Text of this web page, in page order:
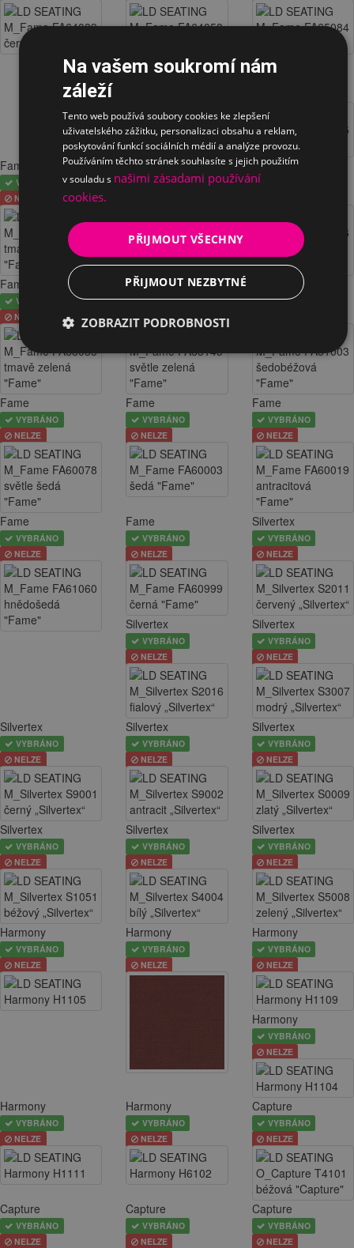
Fame
Fame
VYBRÁNO
NELZE
Fame
VYBRÁNO
Fame
Fame
VYBRÁNO
NELZE
Fame
VYBRÁNO
NELZE
VYBRÁNO
Fame
VYBRÁNO
NELZE
Fame
VYBRÁNO
NELZE
Fame
VYBRÁNO
NELZE
Fame
VYBRÁNO
NELZE
Fame
VYBRÁNO
NELZE
Silvertex
VYBRÁNO
NELZE
Silvertex
VYBRÁNO
NELZE
Silvertex
VYBRÁNO
NELZE
Silvertex
VYBRÁNO
NELZE
Silvertex
VYBRÁNO
NELZE
Silvertex
VYBRÁNO
NELZE
Silvertex
VYBRÁNO
NELZE
Silvertex
VYBRÁNO
NELZE
Silvertex
VYBRÁNO
NELZE
Harmony
VYBRÁNO
NELZE
Harmony
VYBRÁNO
NELZE
Harmony
VYBRÁNO
NELZE
Harmony
VYBRÁNO
NELZE
Harmony
VYBRÁNO
NELZE
Harmony
VYBRÁNO
NELZE
Capture
VYBRÁNO
NELZE
Capture
VYBRÁNO
NELZE
Capture
VYBRÁNO
NELZE
Capture
VYBRÁNO
NELZE
Na vašem soukromí nám
záleží
Tento web používá soubory cookies ke zlepšení
uživatelského zážitku, personalizaci obsahu a reklam,
poskytování funkcí sociálních médií a analýze provozu.
Používáním těchto stránek souhlasíte s jejich použitím
v souladu s našimi zásadami používání
cookies.
PŘIJMOUT VŠECHNY
PŘIJMOUT NEZBYTNÉ
ZOBRAZIT PODROBNOSTI